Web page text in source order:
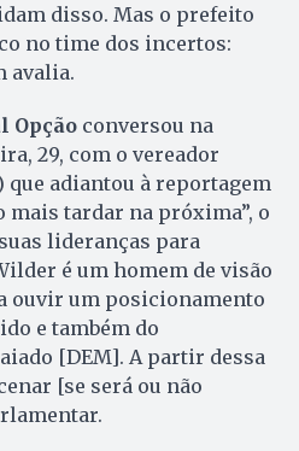
disso. Mas o prefeito
no time dos incertos:
avalia.
Opção conversou na
29, com o vereador
adiantou à reportagem
mais tardar na próxima”, o
lideranças para
é um homem de visão
ouvir um posicionamento
e também do
[DEM]. A partir dessa
[se será ou não